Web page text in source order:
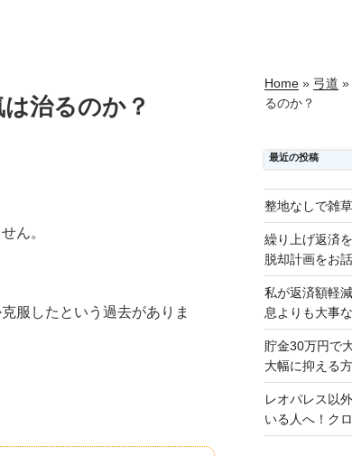
治るのか？
ん。
服したという過去がありま
Home » 弓道 »
るのか？
最近の投稿
整地なしで雑
繰り上げ返済
脱却計画をお
私が返済額軽
息よりも大事
貯金30万円で
大幅に抑える
レオパレス以
いる人へ！ク